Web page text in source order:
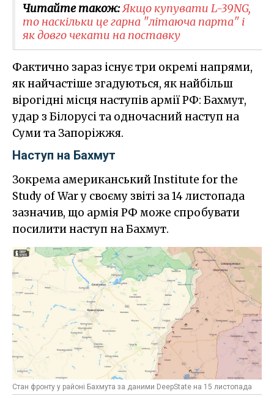
Читайте також:Якщо купувати L-39NG,
то наскільки це гарна "літаюча парта" і
як довго чекати на поставку
Фактично зараз існує три окремі напрями,
як найчастіше згадуються, як найбільш
вірогідні місця наступів армії РФ: Бахмут,
удар з Білорусі та одночасний наступ на
Суми та Запоріжжя.
Наступ на Бахмут
Зокрема американський Institute for the
Study of War у своєму звіті за 14 листопада
зазначив, що армія РФ може спробувати
посилити наступ на Бахмут.
Стан фронту у районі Бахмута за даними DeepState на 15 листопада